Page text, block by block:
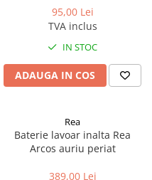
95,00 Lei
TVA inclus
IN STOC
ADAUGA IN COS
Rea
Baterie lavoar inalta Rea
Arcos auriu periat
389,00 Lei